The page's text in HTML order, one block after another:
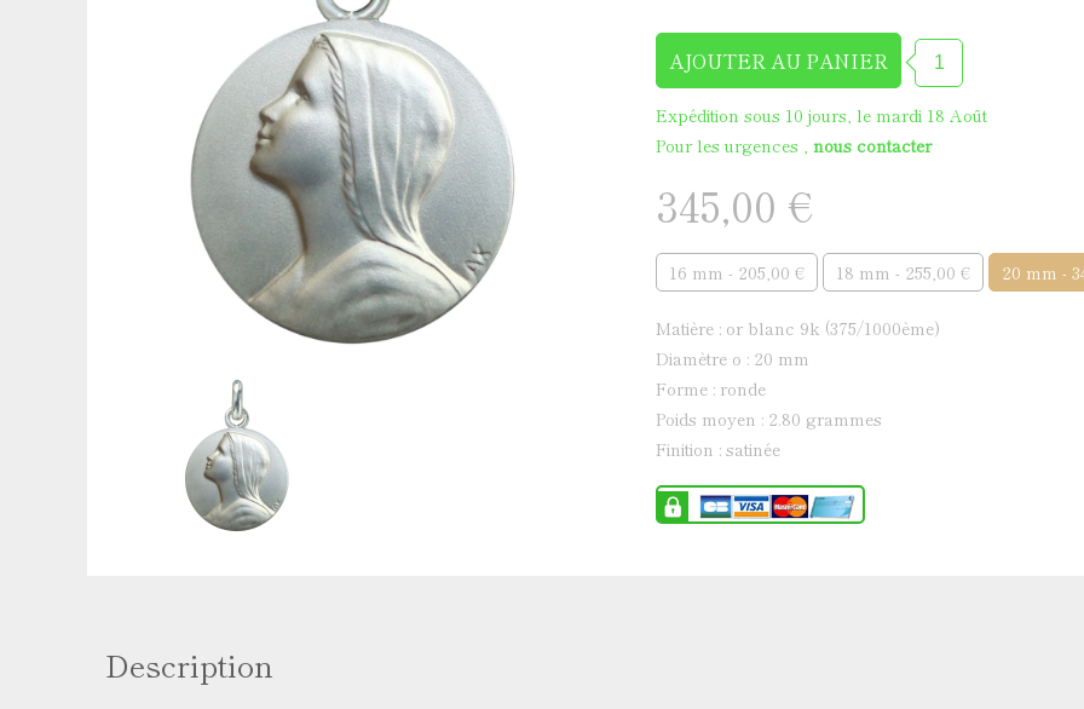
Médaille de baptême Symboles
Gravures pour médailles
Réparation de médailles
Quelle médaille pour un baptême ?
Quelle taille pour une médaille ?
Que faire graver au dos de sa médaille ?
Expédition sous 10 jours, le mardi 18 Août
Pour les urgences , nous contacter
345,00 €
16 mm - 205,00 € 18 mm - 255,00 € 20 mm -
matière : or blanc 9k (375/1000ème)
diamètre ø : 20 mm
forme : ronde
poids moyen : 2.80 grammes
finition : satinée
Description